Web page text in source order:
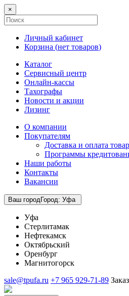
×
Личный кабинет
Корзина (нет товаров)
Каталог
Сервисный центр
Онлайн-кассы
Тахографы
Новости и акции
Лизинг
О компании
Покупателям
Доставка и оплата
Программы
Наши работы
Контакты
Вакансии
Ваш городГород: Уфа
Уфа
Стерлитамак
Нефтекамск
Октябрьский
Оренбург
Магнитогорск
sale@tpufa.ru +7 965 929-71-89